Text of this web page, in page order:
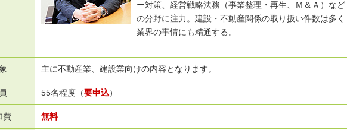
ー対策、経営戦略法務（事業整理・再生、Ｍ＆Ａ）など
の分野に注力。建設・不動産関係の取り扱い件数は多く
業界の事情にも精通する。
主に不動産業、建設業向けの内容となります。
55名程度（要申込）
費 無料